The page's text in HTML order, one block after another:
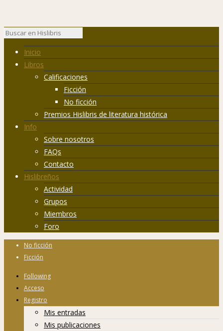
Inicio
Libros
Calificaciones
Ficción
No ficción
Premios Hislibris de literatura histórica
Info
Sobre nosotros
FAQs
Contacto
Hislibreños
Actividad
Grupos
Miembros
Foro
No ficción
Ficción
Following
Acceso
Registro
Mis entradas
Mis publicaciones